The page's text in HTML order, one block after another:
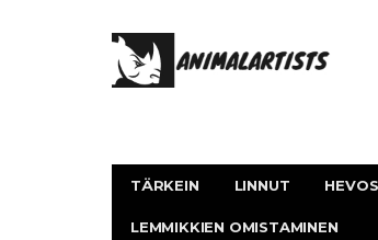
TÄRKEIN LINNUT
LEMMIKKIEN OMISTAMINEN